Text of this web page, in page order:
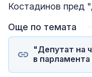
Костадинов пред "
Още по темата
"Депутат на
в